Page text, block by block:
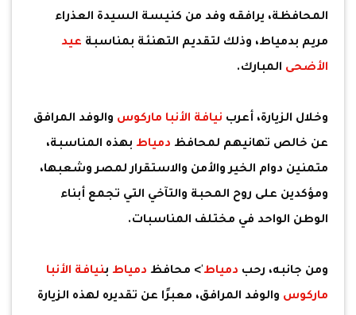
المحافظة، يرافقه وفد من كنيسة السيدة العذراء
مريم بدمياط، وذلك لتقديم التهنئة بمناسبة عيد
الأضحى المبارك.
وخلال الزيارة، أعرب نيافة الأنبا ماركوس والوفد المرافق
عن خالص تهانيهم لمحافظ دمياط بهذه المناسبة،
متمنين دوام الخير والأمن والاستقرار لمصر وشعبها،
ومؤكدين على روح المحبة والتآخي التي تجمع أبناء
الوطن الواحد في مختلف المناسبات.
ومن جانبه، رحب دمياط'> محافظ دمياط بنيافة الأنبا
ماركوس والوفد المرافق، معبرًا عن تقديره لهذه الزيارة